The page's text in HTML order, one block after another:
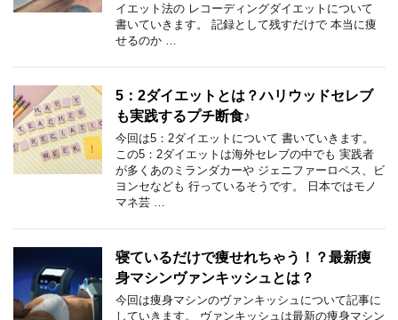
イエット法の レコーディングダイエットについて
書いていきます。 記録として残すだけで 本当に痩
せるのか …
5：2ダイエットとは？ハリウッドセレブ
も実践するプチ断食♪
今回は5：2ダイエットについて 書いていきます。
この5：2ダイエットは海外セレブの中でも 実践者
が多くあのミランダカーや ジェニファーロペス、ビ
ヨンセなども 行っているそうです。 日本ではモノ
マネ芸 …
寝ているだけで痩せれちゃう！？最新痩
身マシンヴァンキッシュとは？
今回は痩身マシンのヴァンキッシュについて記事に
していきます。 ヴァンキッシュは最新の痩身マシン